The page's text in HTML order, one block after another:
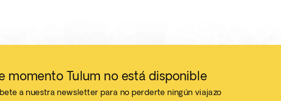
momento Tulum no está disponible
a nuestra newsletter para no perderte ningún viajazo